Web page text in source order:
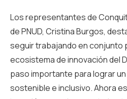
Los representantes de
de PNUD, Cristina Burgos,
seguir trabajando en conjunto
ecosistema de innovación del
paso importante para lograr
sostenible e inclusivo. Ahora